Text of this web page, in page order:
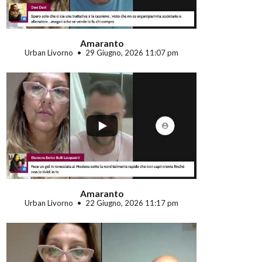
Amaranto
Urban Livorno 29 Giugno, 2026 11:07 pm
...
Amaranto
Urban Livorno 22 Giugno, 2026 11:17 pm